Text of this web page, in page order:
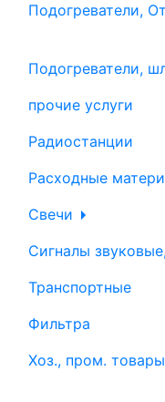
Подогреватели,
Подогреватели,
прочие услуги
Радиостанции
Расходные
Свечи
Сигналы
Транспортные
Фильтра
Хоз., пром.